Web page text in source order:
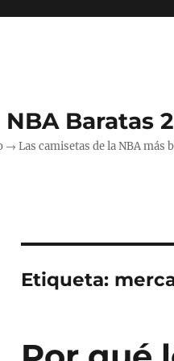
Baratas
→ Las camisetas de la NBA más
Etiqueta: